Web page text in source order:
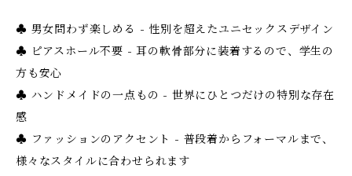
♣ 男女問わず楽しめる - 性別を超えたユニセックスデザイン
♣ ピアスホール不要 - 耳の軟骨部分に装着するので、学生の
方も安心
♣ ハンドメイドの一点もの - 世界にひとつだけの特別な存在
感
♣ ファッションのアクセント - 普段着からフォーマルまで、
様々なスタイルに合わせられます